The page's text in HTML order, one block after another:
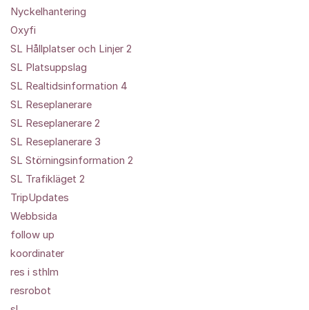
Nyckelhantering
Oxyfi
SL Hållplatser och Linjer 2
SL Platsuppslag
SL Realtidsinformation 4
SL Reseplanerare
SL Reseplanerare 2
SL Reseplanerare 3
SL Störningsinformation 2
SL Trafikläget 2
TripUpdates
Webbsida
follow up
koordinater
res i sthlm
resrobot